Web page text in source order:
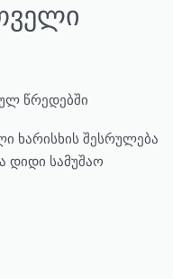
წრედებში
ხარისხის შესრულება
დიდი სამუშაო